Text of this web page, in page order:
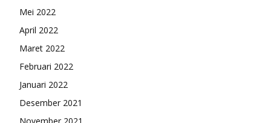
Mei 2022
April 2022
Maret 2022
Februari 2022
Januari 2022
Desember 2021